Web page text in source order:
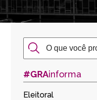
#GRAinforma
Eleitoral